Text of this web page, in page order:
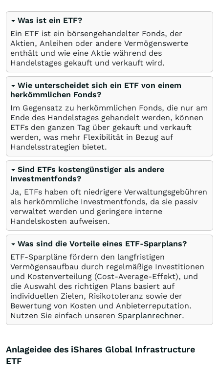
Was ist ein ETF?
Ein ETF ist ein börsengehandelter Fonds, der
Aktien, Anleihen oder andere Vermögenswerte
enthält und wie eine Aktie während des
Handelstages gekauft und verkauft wird.
Wie unterscheidet sich ein ETF von einem
herkömmlichen Fonds?
Im Gegensatz zu herkömmlichen Fonds, die nur am
Ende des Handelstages gehandelt werden, können
ETFs den ganzen Tag über gekauft und verkauft
werden, was mehr Flexibilität in Bezug auf
Handelsstrategien bietet.
Sind ETFs kostengünstiger als andere
Investmentfonds?
Ja, ETFs haben oft niedrigere Verwaltungsgebühren
als herkömmliche Investmentfonds, da sie passiv
verwaltet werden und geringere interne
Handelskosten aufweisen.
Was sind die Vorteile eines ETF-Sparplans?
ETF-Sparpläne fördern den langfristigen
Vermögensaufbau durch regelmäßige Investitionen
und Kostenverteilung (Cost-Average-Effekt), und
die Auswahl des richtigen Plans basiert auf
individuellen Zielen, Risikotoleranz sowie der
Bewertung von Kosten und Anbieterreputation.
Nutzen Sie einfach unseren Sparplanrechner.
Anlageidee des iShares Global Infrastructure
ETF